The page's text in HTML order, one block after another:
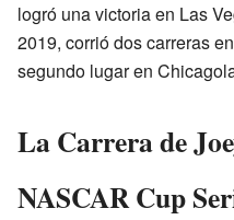
logró una victoria en Las
2019, corrió dos carreras
segundo lugar en
La Carrera de
NASCAR Cup